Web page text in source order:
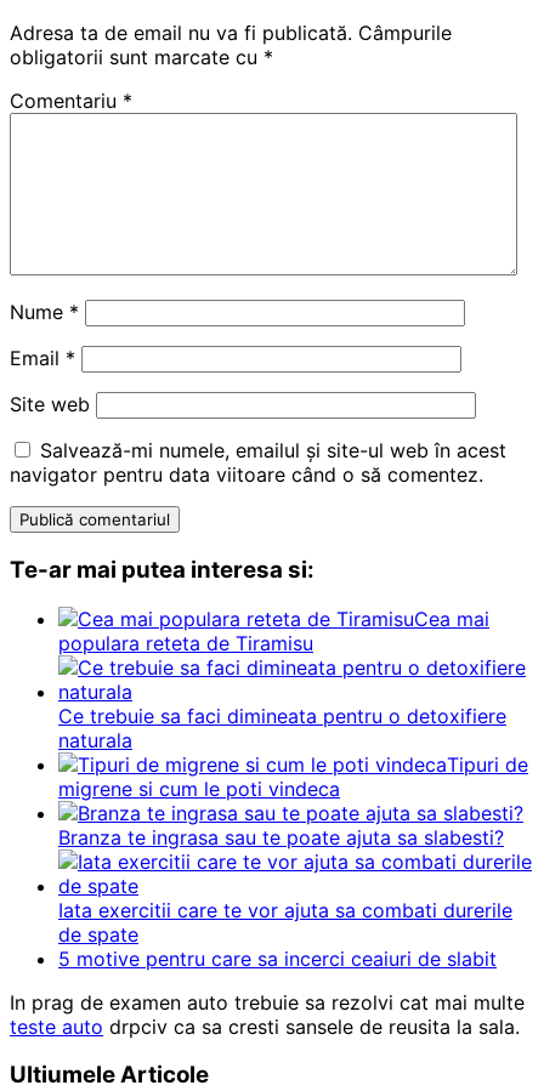
Adresa ta de email nu va fi publicată. Câmpurile
obligatorii sunt marcate cu *
Comentariu *
Nume *
Email *
Site web
Salvează-mi numele, emailul și site-ul web în acest
navigator pentru data viitoare când o să comentez.
Te-ar mai putea interesa si:
Cea mai
populara reteta de Tiramisu
Ce trebuie sa faci dimineata pentru o detoxifiere
naturala
Tipuri de
migrene si cum le poti vindeca
Branza te ingrasa sau te poate ajuta sa slabesti?
Iata exercitii care te vor ajuta sa combati durerile
de spate
5 motive pentru care sa incerci ceaiuri de slabit
In prag de examen auto trebuie sa rezolvi cat mai multe
teste auto drpciv ca sa cresti sansele de reusita la sala.
Ultiumele Articole